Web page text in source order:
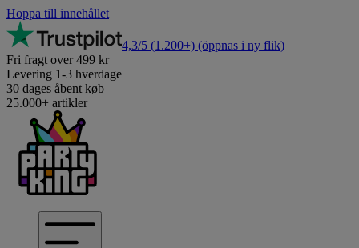
Hoppa till innehållet
4,3/5 (1.200+) (öppnas i ny flik)
Fri fragt over 499 kr
Levering 1-3 hverdage
30 dages åbent køb
25.000+ artikler